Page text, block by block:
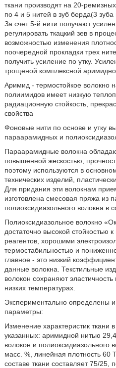
ткани производят на 20-
по 4 и 5 нитей в зуб берда(3
За счет 5-й нити получают
регулировать ткацкий зев в
возможностью изменения
поочередной прокладки трех
получить усиление по утку.
трощеной комплексной
Аримид - термостойкое волокно
полиимидов имеет низкую
радиационную стойкость,
свойства
Фоновые нити по основе и утку
параарамидных и
Параарамидные волокна
повышенной жескостью,
поэтому используются в
технических изделий,
Для придания эти волокнам
изготовлена смесовая пряжа из
полиоксидиазольного волокна в
Полиоксидиазольное волокно
достаточно высокой стойкостью
реагентов, хорошими
термостабильностью и
главное - это низкий
данные волокна. Текстильные
волокон сохраняют
низких температурах.
Экспериментально определены
параметры:
Изменение характеристик ткани
указанных: аримидной нитью
волокон и полиоксидиазольного
масс. %, линейная плотность 60
составе ткани составляет 75/25,